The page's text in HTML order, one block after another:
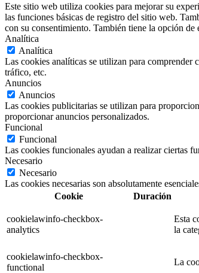
Este sitio web utiliza cookies para mejorar su
las funciones básicas de registro del sitio web.
con su consentimiento. También tiene la opción de
Analítica
Analítica
Las cookies analíticas se utilizan para comprender
tráfico, etc.
Anuncios
Anuncios
Las cookies publicitarias se utilizan para
proporcionar anuncios personalizados.
Funcional
Funcional
Las cookies funcionales ayudan a realizar ciertas
Necesario
Necesario
Las cookies necesarias son absolutamente
Cookie
Duración
cookielawinfo-checkbox-
analytics
Esta
la
cookielawinfo-checkbox-
functional
La